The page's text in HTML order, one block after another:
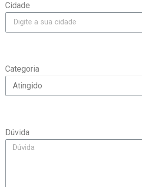
Cidade
Categoria
Dúvida